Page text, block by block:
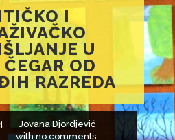
I
U
OD
RAZREDA
Jovana Djordjević
withno comments